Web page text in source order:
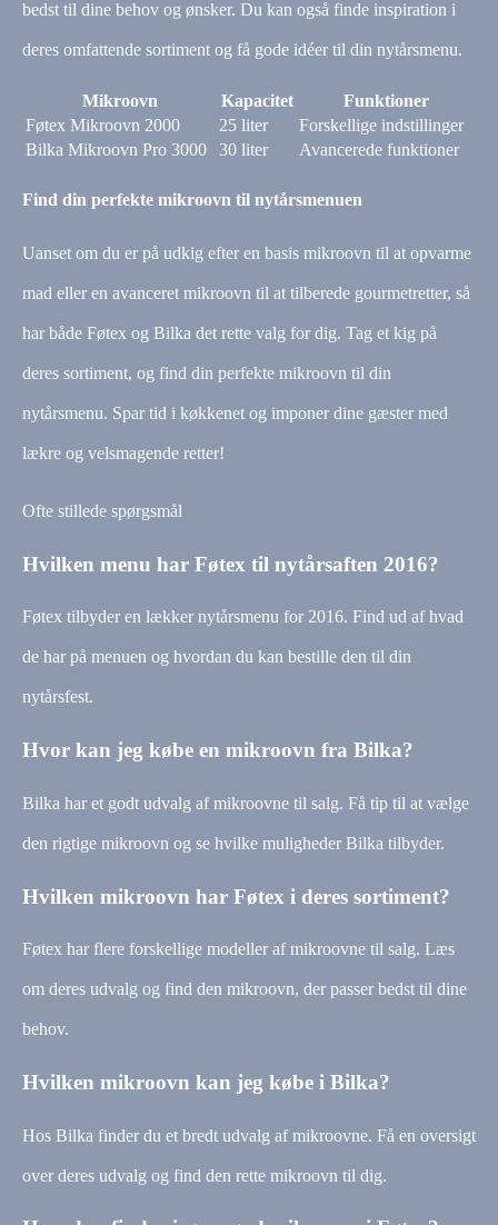
bedst til dine behov og ønsker. Du kan også finde inspiration i
deres omfattende sortiment og få gode idéer til din nytårsmenu.
Mikroovn Kapacitet
Funktioner
Føtex Mikroovn 2000
25 liter
Forskellige indstillinger
Bilka Mikroovn Pro 3000
30 liter Avancerede funktioner
Find din perfekte mikroovn til nytårsmenuen
Uanset om du er på udkig efter en basis mikroovn til at opvarme
mad eller en avanceret mikroovn til at tilberede gourmetretter, så
har både Føtex og Bilka det rette valg for dig. Tag et kig på
deres sortiment, og find din perfekte mikroovn til din
nytårsmenu. Spar tid i køkkenet og imponer dine gæster med
lækre og velsmagende retter!
Ofte stillede spørgsmål
Hvilken menu har Føtex til nytårsaften 2016?
Føtex tilbyder en lækker nytårsmenu for 2016. Find ud af hvad
de har på menuen og hvordan du kan bestille den til din
nytårsfest.
Hvor kan jeg købe en mikroovn fra Bilka?
Bilka har et godt udvalg af mikroovne til salg. Få tip til at vælge
den rigtige mikroovn og se hvilke muligheder Bilka tilbyder.
Hvilken mikroovn har Føtex i deres sortiment?
Føtex har flere forskellige modeller af mikroovne til salg. Læs
om deres udvalg og find den mikroovn, der passer bedst til dine
behov.
Hvilken mikroovn kan jeg købe i Bilka?
Hos Bilka finder du et bredt udvalg af mikroovne. Få en oversigt
over deres udvalg og find den rette mikroovn til dig.